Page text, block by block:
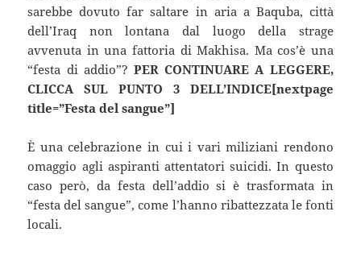
sarebbe dovuto far saltare in aria a Baquba, città
dell’Iraq non lontana dal luogo della strage
avvenuta in una fattoria di Makhisa. Ma cos’è una
“festa di addio”? PER CONTINUARE A LEGGERE,
CLICCA SUL PUNTO 3 DELL’INDICE[nextpage
title=”Festa del sangue”]
È una celebrazione in cui i vari miliziani rendono
omaggio agli aspiranti attentatori suicidi. In questo
caso però, da festa dell’addio si è trasformata in
“festa del sangue”, come l’hanno ribattezzata le fonti
locali.